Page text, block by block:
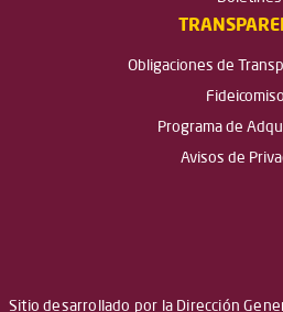
Obligaciones de
Programa de
Avisos de
Sitio desarrollado por la Dirección